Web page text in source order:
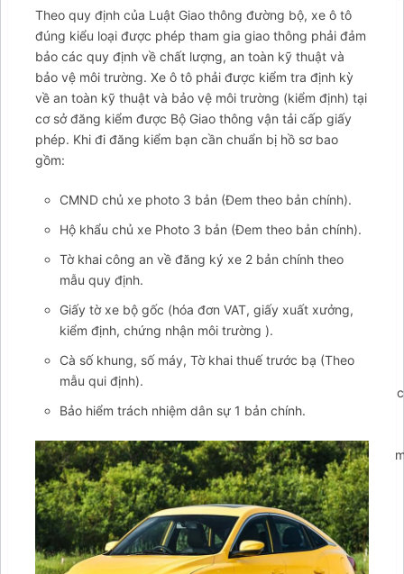
Theo quy định của Luật Giao thông đường bộ, xe ô tô
đúng kiểu loại được phép tham gia giao thông phải đảm
bảo các quy định về chất lượng, an toàn kỹ thuật và
bảo vệ môi trường. Xe ô tô phải được kiểm tra định kỳ
về an toàn kỹ thuật và bảo vệ môi trường (kiểm định) tại
cơ sở đăng kiểm được Bộ Giao thông vận tải cấp giấy
phép. Khi đi đăng kiểm bạn cần chuẩn bị hồ sơ bao
gồm:
CMND chủ xe photo 3 bản (Đem theo bản chính).
Hộ khẩu chủ xe Photo 3 bản (Đem theo bản chính).
Tờ khai công an về đăng ký xe 2 bản chính theo
mẫu quy định.
Giấy tờ xe bộ gốc (hóa đơn VAT, giấy xuất xưởng,
kiểm định, chứng nhận môi trường ).
Cà số khung, số máy, Tờ khai thuế trước bạ (Theo
mẫu qui định).
Bảo hiểm trách nhiệm dân sự 1 bản chính.
arcItem={};arcItem.id='msg-item-11';arcItem.class='msg-
item-zalo';arcItem.title="Nhắn tin Zalo";arcItem.icon='
';arcItem.includeIconToSlider=true;arcItem.href='https://
arcItem={};arcItem.id='msg-item-
false;} arcItem.class='msg-item-phone';arcItem.title="Gọi
lại cho tôi";arcItem.icon='